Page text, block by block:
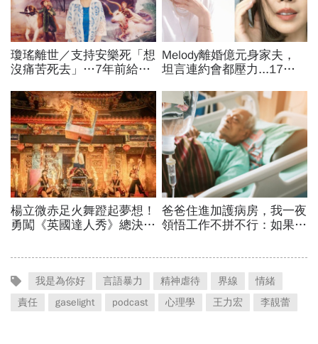
我是為你好 言語暴力 精神虐待 界線
情緒
責任
gaselight podcast 心理學 王力宏 李靚蕾